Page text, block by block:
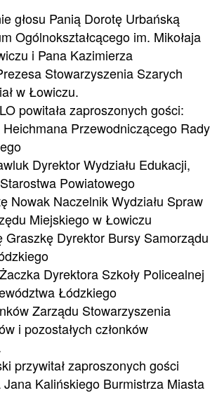
głosu Panią Dorotę Urbańską
Ogólnokształcącego im. Mikołaja
i Pana Kazimierza
Stowarzyszenia Szarych
w Łowiczu.
powitała zaproszonych gości:
Heichmana Przewodniczącego Rady
Dyrektor Wydziału Edukacji,
Powiatowego
Nowak Naczelnik Wydziału Spraw
Miejskiego w Łowiczu
Graszkę Dyrektor Bursy Samorządu
Dyrektora Szkoły Policealnej
Łódzkiego
Zarządu Stowarzyszenia
i pozostałych członków
przywitał zaproszonych gości
Kalińskiego Burmistrza Miasta